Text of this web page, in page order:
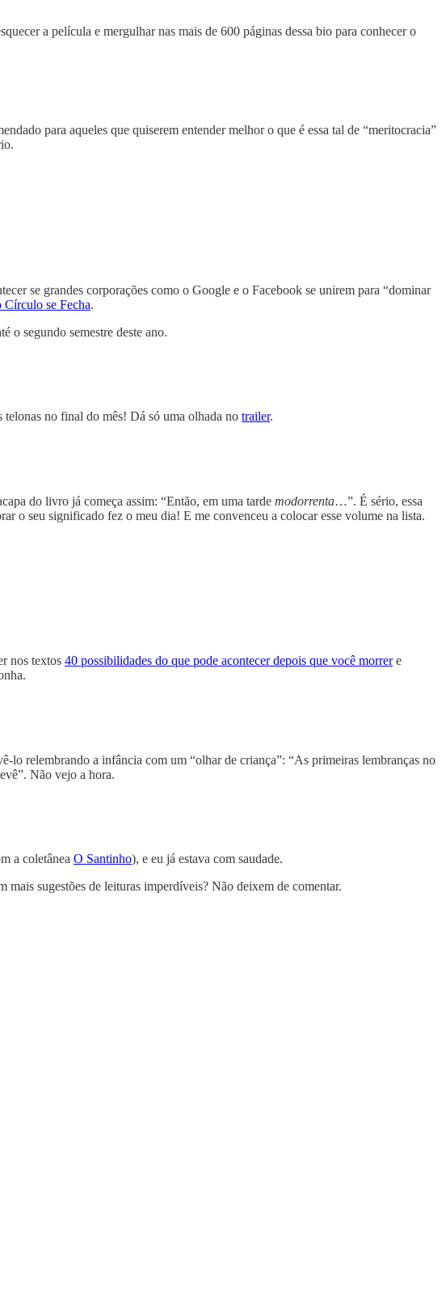
a película e mergulhar nas mais de 600 páginas dessa bio para conhecer o
para aqueles que quiserem entender melhor o que é essa tal de “meritocracia”
se grandes corporações como o Google e o Facebook se unirem para “dominar
Círculo se Fecha.
o segundo semestre deste ano.
telonas no final do mês! Dá só uma olhada no trailer.
do livro já começa assim: “Então, em uma tarde modorrenta…”. É sério, essa
o seu significado fez o meu dia! E me convenceu a colocar esse volume na lista.
nos textos 40 possibilidades do que pode acontecer depois que você morrere
lo relembrando a infância com um “olhar de criança”: “As primeiras lembranças no
Não vejo a hora.
a coletânea O Santinho), e eu já estava com saudade.
sugestões de leituras imperdíveis? Não deixem de comentar.